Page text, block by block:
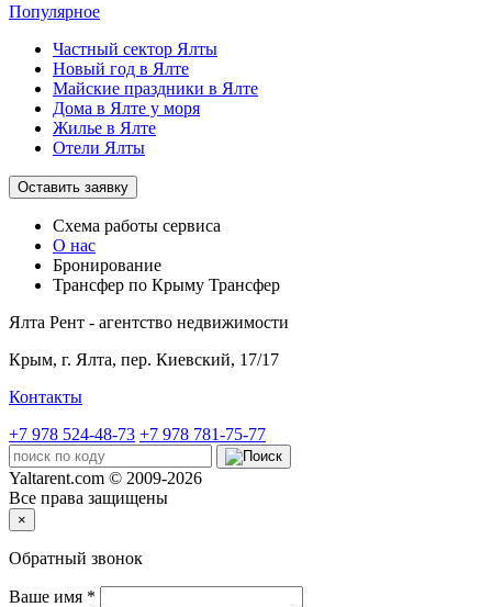
Популярное
Частный сектор Ялты
Новый год в Ялте
Майские праздники в Ялте
Дома в Ялте у моря
Жилье в Ялте
Отели Ялты
Оставить заявку
Схема работы сервиса
О нас
Бронирование
Трансфер по Крыму Трансфер
Ялта Рент - агентство недвижимости
Крым, г. Ялта, пер. Киевский, 17/17
Контакты
+7 978 524-48-73 +7 978 781-75-77
Yaltarent.com © 2009-2026
Все права защищены
×
Обратный звонок
Ваше имя *